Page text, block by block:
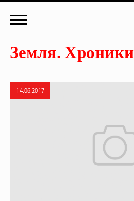
14.06.2017